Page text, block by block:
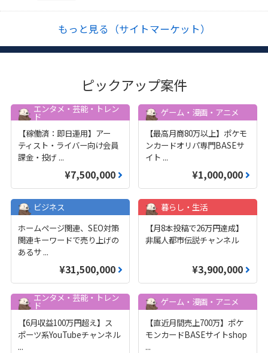
もっと見る（サイトマーケット）
ピックアップ案件
エンタメ・芸能・トレン
ド
【稼働済：即日運用】アー
ティスト・ライバー向け会員
課金・投げ ...
¥7,500,000
ゲーム・漫画・アニメ
【最高月商80万以上】ポケモ
ンカードオリパ専門BASEサ
イト ...
¥1,000,000
ビジネス
ホームページ関連、SEO対策
関連キーワードで売り上げの
あるサ ...
¥31,500,000
暮らし・生活
【月8本投稿で26万円達成】
非属人都市伝説チャンネル
¥3,900,000
エンタメ・芸能・トレン
ド
【6月収益100万円超え】ス
ポーツ系YouTubeチャンネル
...
ゲーム・漫画・アニメ
【直近月間売上700万】ポケ
モンカードBASEサイトshop
...